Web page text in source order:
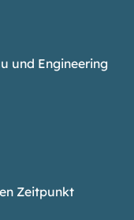
und Engineering
Zeitpunkt